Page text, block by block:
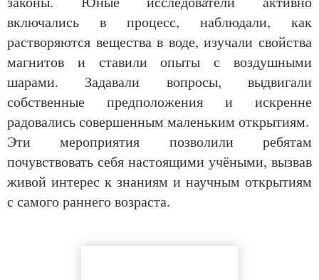
включались в процесс, наблюдали, как
растворяются вещества в воде, изучали свойства
магнитов и ставили опыты с воздушными
шарами. Задавали вопросы, выдвигали
собственные предположения и искренне
радовались совершенным маленьким открытиям.
Эти мероприятия позволили ребятам
почувствовать себя настоящими учёными, вызвав
живой интерес к знаниям и научным открытиям
с самого раннего возраста.